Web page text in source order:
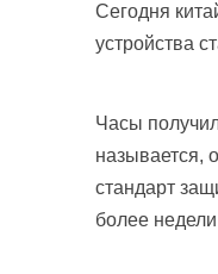
Сегодня
устройства
Часы
называется,
стандарт
более